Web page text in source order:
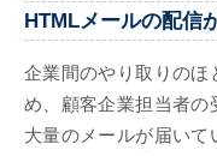
HTMLメールの配信
企業間のやり取りのほ
め、顧客企業担当者の
大量のメールが届い